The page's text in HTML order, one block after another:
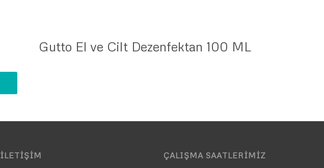
Gutto El ve Cilt Dezenfektan 100 ML
İLETIŞIM ÇALIŞMA SAATLERIMIZ